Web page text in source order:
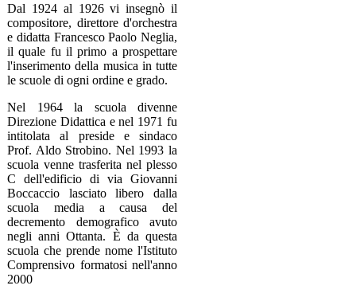
Dal 1924 al 1926 vi insegnò il
compositore, direttore d'orchestra
e didatta Francesco Paolo Neglia,
il quale fu il primo a prospettare
l'inserimento della musica in tutte
le scuole di ogni ordine e grado.
Nel 1964 la scuola divenne
Direzione Didattica e nel 1971 fu
intitolata al preside e sindaco
Prof. Aldo Strobino. Nel 1993 la
scuola venne trasferita nel plesso
C dell'edificio di via Giovanni
Boccaccio lasciato libero dalla
scuola media a causa del
decremento demografico avuto
negli anni Ottanta. È da questa
scuola che prende nome l'Istituto
Comprensivo formatosi nell'anno
2000